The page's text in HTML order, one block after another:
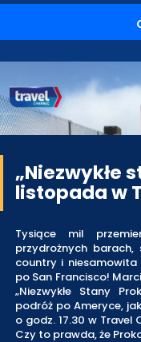
„Niezwykłe
listopada w
Tysiące mil
przydrożnych
country i
po San Francisco!
„Niezwykłe Stany
podróż po Ameryce,
o godz. 17.30 w
Czy to prawda, że